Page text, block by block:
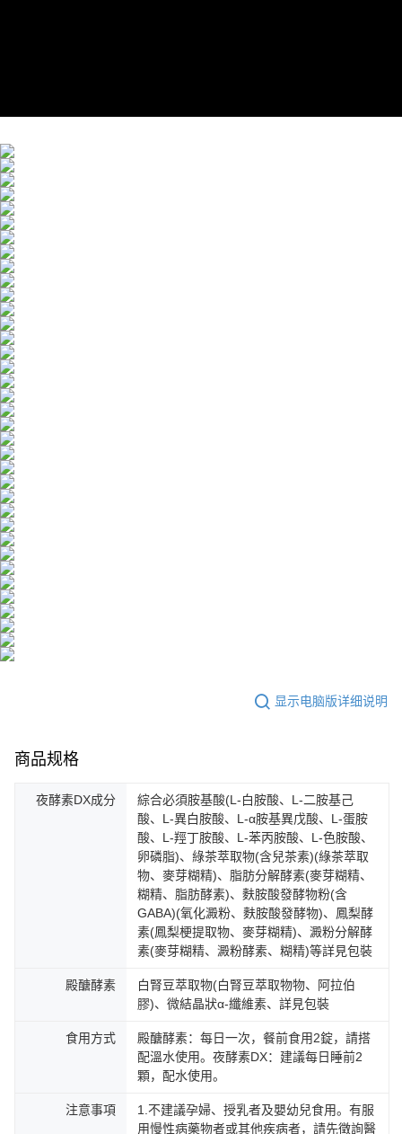
显示电脑版详细说明
商品规格
夜酵素DX成分
綜合必須胺基酸(L-白胺酸、L-二胺基己
酸、L-異白胺酸、L-α胺基異戊酸、L-蛋胺
酸、L-羥丁胺酸、L-苯丙胺酸、L-色胺酸、
卵磷脂)、綠茶萃取物(含兒茶素)(綠茶萃取
物、麥芽糊精)、脂肪分解酵素(麥芽糊精、
糊精、脂肪酵素)、麩胺酸發酵物粉(含
GABA)(氧化澱粉、麩胺酸發酵物)、鳳梨酵
素(鳳梨梗提取物、麥芽糊精)、澱粉分解酵
素(麥芽糊精、澱粉酵素、糊精)等詳見包裝
殿醣酵素
白腎豆萃取物(白腎豆萃取物物、阿拉伯
膠)、微結晶狀α-纖維素、詳見包裝
食用方式
殿醣酵素：每日一次，餐前食用2錠，請搭
配溫水使用。夜酵素DX：建議每日睡前2
顆，配水使用。
注意事項
1.不建議孕婦、授乳者及嬰幼兒食用。有服
用慢性病藥物者或其他疾病者，請先徵詢醫